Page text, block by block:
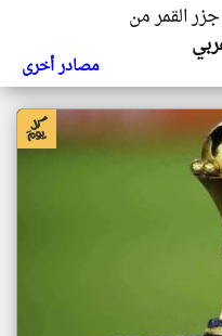
القمر من
مصادر أخرى